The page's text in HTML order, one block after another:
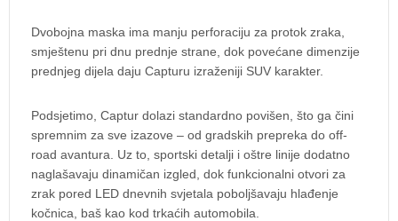
Dvobojna maska ima manju perforaciju za protok zraka,
smještenu pri dnu prednje strane, dok povećane dimenzije
prednjeg dijela daju Capturu izraženiji SUV karakter.
Podsjetimo, Captur dolazi standardno povišen, što ga čini
spremnim za sve izazove – od gradskih prepreka do off-
road avantura. Uz to, sportski detalji i oštre linije dodatno
naglašavaju dinamičan izgled, dok funkcionalni otvori za
zrak pored LED dnevnih svjetala poboljšavaju hlađenje
kočnica, baš kao kod trkaćih automobila.